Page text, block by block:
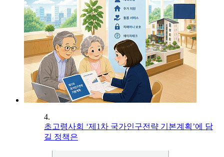
4.
초고령사회 ‘제1차 국가인구전략 기본계획’에 담
길 정책은